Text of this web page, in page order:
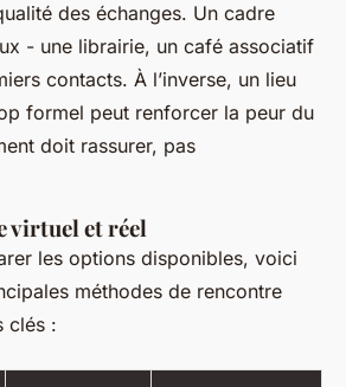
des échanges. Un cadre
- une librairie, un café associatif
contacts. À l’inverse, un lieu
formel peut renforcer la peur du
doit rassurer, pas
virtuel et réel
les options disponibles, voici
méthodes de rencontre
clés :